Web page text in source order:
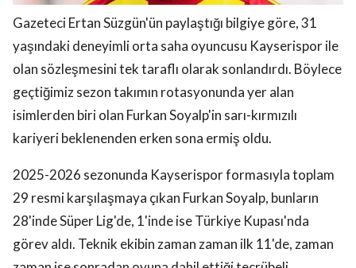
Gazeteci Ertan Süzgün'ün paylaştığı bilgiye göre, 31
yaşındaki deneyimli orta saha oyuncusu Kayserispor ile
olan sözleşmesini tek taraflı olarak sonlandırdı. Böylece
geçtiğimiz sezon takımın rotasyonunda yer alan
isimlerden biri olan Furkan Soyalp'in sarı-kırmızılı
kariyeri beklenenden erken sona ermiş oldu.
2025-2026 sezonunda Kayserispor formasıyla toplam
29 resmi karşılaşmaya çıkan Furkan Soyalp, bunların
28'inde Süper Lig'de, 1'inde ise Türkiye Kupası'nda
görev aldı. Teknik ekibin zaman zaman ilk 11'de, zaman